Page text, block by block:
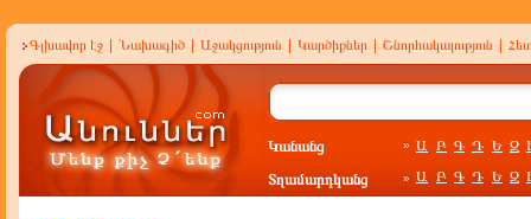
Գլխավոր էջ Նախագիծ Աջակցություն Կարծիքներ Շնորհակալություն
Կանանց » Ա Բ Գ Դ Ե Զ
Տղամարդկանց » Ա Բ Գ Դ Ե Զ